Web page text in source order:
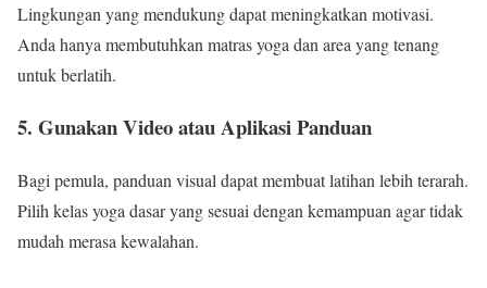
Lingkungan yang mendukung dapat meningkatkan motivasi.
Anda hanya membutuhkan matras yoga dan area yang tenang
untuk berlatih.
5. Gunakan Video atau Aplikasi Panduan
Bagi pemula, panduan visual dapat membuat latihan lebih terarah.
Pilih kelas yoga dasar yang sesuai dengan kemampuan agar tidak
mudah merasa kewalahan.